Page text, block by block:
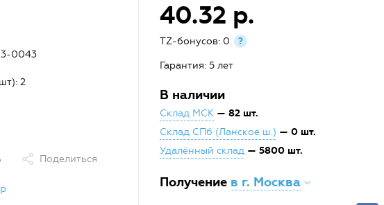
0043
2
Поделиться
40.32 р.
TZ-бонусов: 0 ?
Гарантия: 5 лет
В наличии
Склад МСК — 82 шт.
Склад СПб (Ланское ш.) — 0 шт.
Удалённый склад — 5800 шт.
Получение в г. Москва